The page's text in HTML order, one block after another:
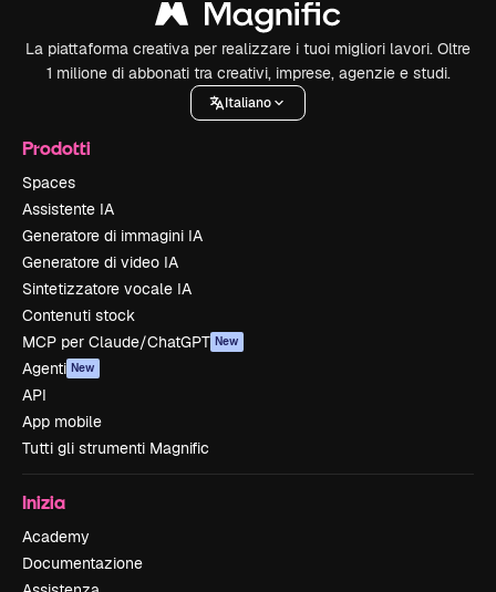
La piattaforma creativa per realizzare i tuoi migliori lavori. Oltre
1 milione di abbonati tra creativi, imprese, agenzie e studi.
Italiano
Prodotti
Spaces
Assistente IA
Generatore di immagini IA
Generatore di video IA
Sintetizzatore vocale IA
Contenuti stock
MCP per Claude/ChatGPT New
Agenti New
API
App mobile
Tutti gli strumenti Magnific
Inizia
Academy
Documentazione